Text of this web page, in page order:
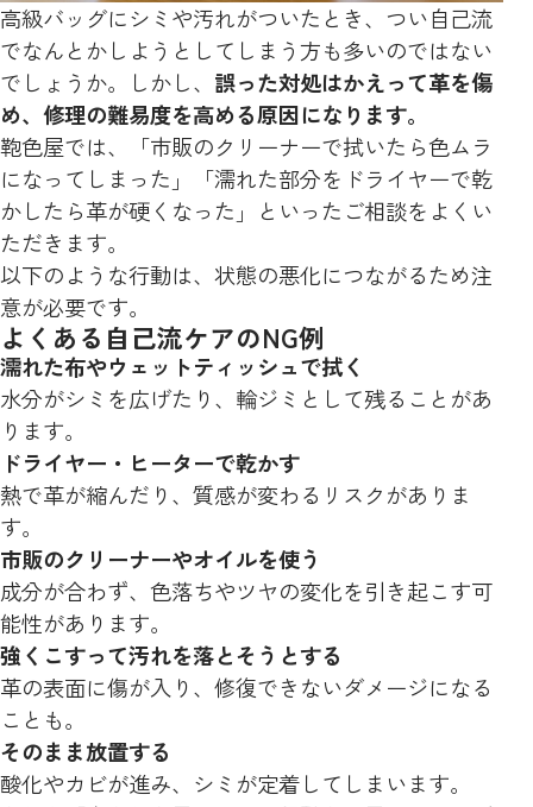
高級バッグにシミや汚れがついたとき、つい自己流
でなんとかしようとしてしまう方も多いのではない
でしょうか。しかし、 誤った対処はかえって革を傷
め、修理の難易度を高める原因になります。
鞄色屋では、「市販のクリーナーで拭いたら色ムラ
になってしまった」「濡れた部分をドライヤーで乾
かしたら革が硬くなった」といったご相談をよくい
ただきます。
以下のような行動は、状態の悪化につながるため注
意が必要です。
よくある自己流ケアのNG例
濡れた布やウェットティッシュで拭く
水分がシミを広げたり、輪ジミとして残ることがあ
ります。
ドライヤー・ヒーターで乾かす
熱で革が縮んだり、質感が変わるリスクがありま
す。
市販のクリーナーやオイルを使う
成分が合わず、色落ちやツヤの変化を引き起こす可
能性があります。
強くこすって汚れを落とそうとする
革の表面に傷が入り、修復できないダメージになる
ことも。
そのまま放置する
酸化やカビが進み、シミが定着してしまいます。